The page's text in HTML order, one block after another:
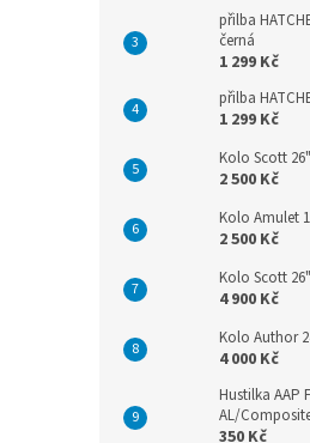
přilba
černá
1 299 Kč
přilba
1 299 Kč
Kolo Scott 26"
2 500 Kč
Kolo Amulet
2 500 Kč
Kolo Scott 26"
4 900 Kč
Kolo Author
4 000 Kč
Hustilka AAP
AL/
350 Kč